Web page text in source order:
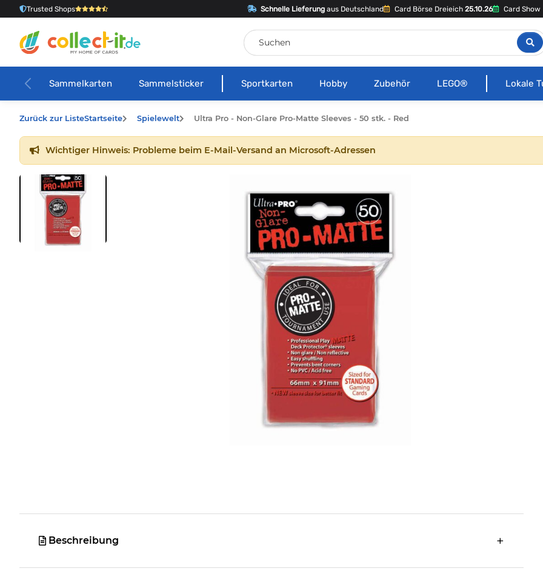
Trusted Shops Schnelle Lieferungaus Deutschland Card Börse Dreieich 25.10.26 Card
Sammelkarten Sammelsticker Sportkarten Hobby Zubehör LEGO® Lokale
Zurück zur ListeStartseite Spielewelt Ultra Pro - Non-Glare Pro-Matte Sleeves - 50 stk. - Red
Wichtiger Hinweis: Probleme beim E-Mail-Versand an Microsoft-Adressen
Beschreibung